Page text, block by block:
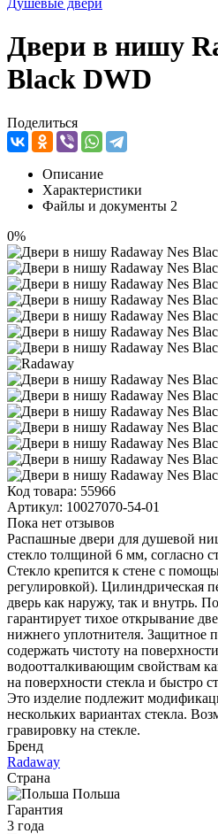
Душевые двери
Двери в нишу
Black DWD
Поделиться
Описание
Характеристики
Файлы и документы 2
0%
Код товара: 55966
Артикул: 10027070-54-01
Пока нет отзывов
Распашные двери для душевой
стекло толщиной 6 мм, согласно
Стекло крепится к стене с
регулировкой). Цилиндрическая
дверь как наружу, так и внутрь.
гарантирует тихое открывание
нижнего уплотнителя. Защитное
содержать чистоту на
водоотталкивающим свойствам
на поверхности стекла и быстро
Это изделие подлежит
нескольких вариантах стекла.
гравировку на стекле.
Бренд
Radaway
Страна
Польша
Гарантия
3 года